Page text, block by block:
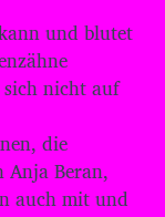
und blutet
nicht auf
die
Anja Beran,
auch mit und